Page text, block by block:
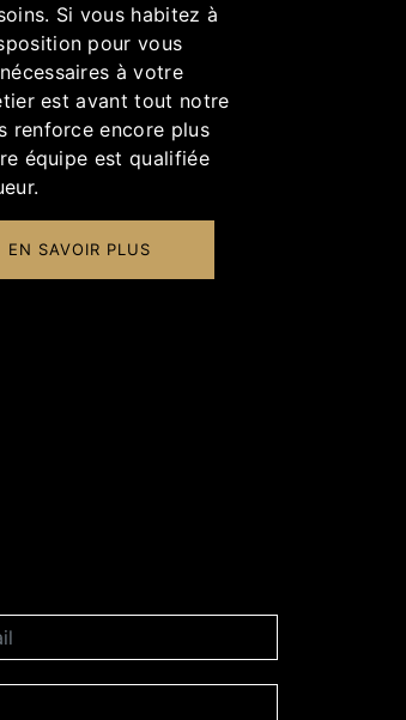
Si vous habitez à
pour vous
à votre
est avant tout notre
renforce encore plus
équipe est qualifiée
EN SAVOIR PLUS